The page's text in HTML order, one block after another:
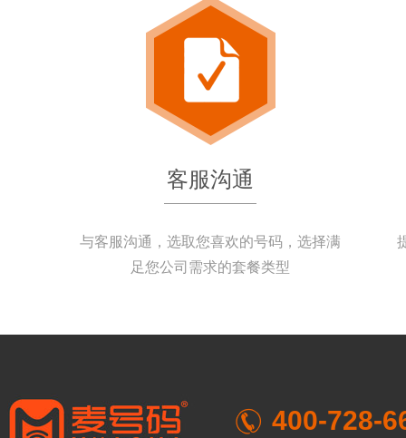
客服沟通
与客服沟通，选取您喜欢的号码，选择满
足您公司需求的套餐类型
400-728-